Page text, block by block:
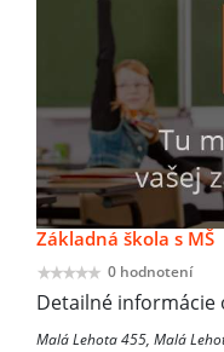
Základná škola s MŠ
0 hodnotení
Detailné informácie
Malá Lehota 455, Malá